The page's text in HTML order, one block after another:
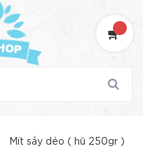
Mít sấy dẻo ( hũ 250gr )